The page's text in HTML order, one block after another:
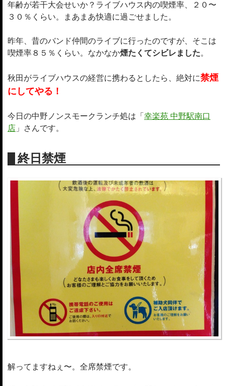
年齢が若干大会せいか？ライブハウス内の喫煙率、２０〜
３０％くらい。まあまあ快適に過ごせました。
昨年、昔のバンド仲間のライブに行ったのですが、そこは
喫煙率８５％くらい。なかなか煙たくてシビレました。
秋田がライブハウスの経営に携わるとしたら、絶対に禁煙
にしてやる！
今日の中野ノンスモークランチ処は「 幸楽苑 中野駅南口
店 」さんです。
終日禁煙
解ってますねぇ〜。全席禁煙です。